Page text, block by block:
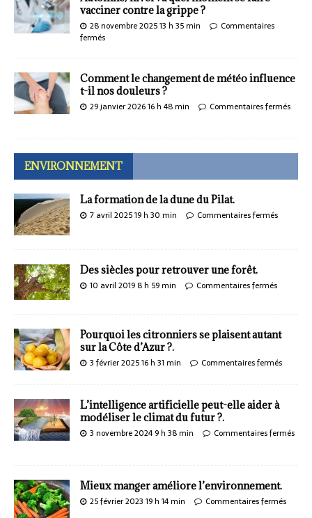
vacciner contre la grippe ?
28 novembre 2025 13 h 35 min
Commentaires
fermés
Comment le changement de météo influence
t-il nos douleurs ?
29 janvier 2026 16 h 48 min Commentaires fermés
ENVIRONNEMENT
La formation de la dune du Pilat.
7 avril 2025 19 h 30 min Commentaires fermés
Des siècles pour retrouver une forêt.
10 avril 2019 8 h 59 min Commentaires fermés
Pourquoi les citronniers se plaisent autant
sur la Côte d’Azur ?.
3 février 2025 16 h 31 min Commentaires fermés
L’intelligence artificielle peut-elle aider à
modéliser le climat du futur ?.
3 novembre 2024 9 h 38 min Commentaires fermés
Mieux manger améliore l’environnement.
25 février 2023 19 h 14 min Commentaires fermés